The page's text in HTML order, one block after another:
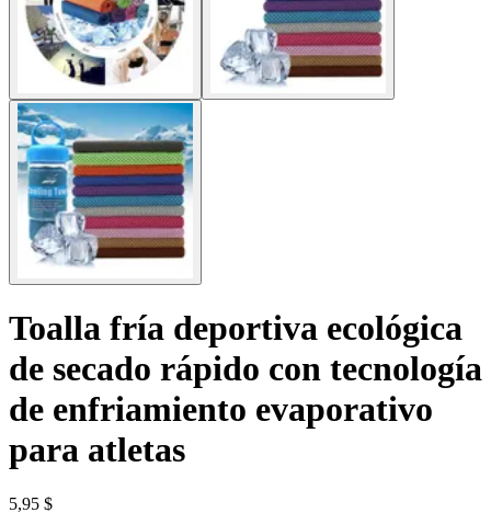
Toalla fría deportiva ecológica
de secado rápido con tecnología
de enfriamiento evaporativo
para atletas
5,95 $